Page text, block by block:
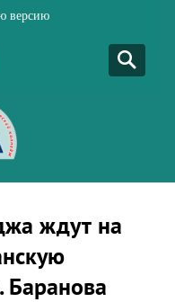
версию
ждут на